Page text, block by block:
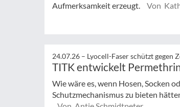
Aufmerksamkeit erzeugt.
Von
24.07.26 – Lyocell-Faser schützt gegen
TITK entwickelt
Wie wäre es, wenn Hosen, Socken
Schutzmechanismus zu bieten